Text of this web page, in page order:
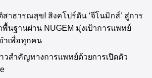
สาธารณสุข! สิงคโปร์ดัน ‘จีโนมิกส์’ สู่การ
พื้นฐานผ่าน NUGEM มุ่งเป้าการแพทย์
ำเพื่อทุกคน
วสำคัญทางการแพทย์ด้วยการเปิดตัว